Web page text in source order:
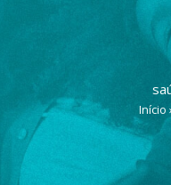
Início